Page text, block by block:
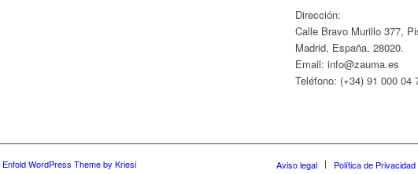
Dirección:
Calle Bravo Murillo 377,
Madrid, España. 28020.
Email: info@zauma.es
Teléfono: (+34) 91 000 04
Enfold WordPress Theme by Kriesi Aviso legal Política de Privacidad